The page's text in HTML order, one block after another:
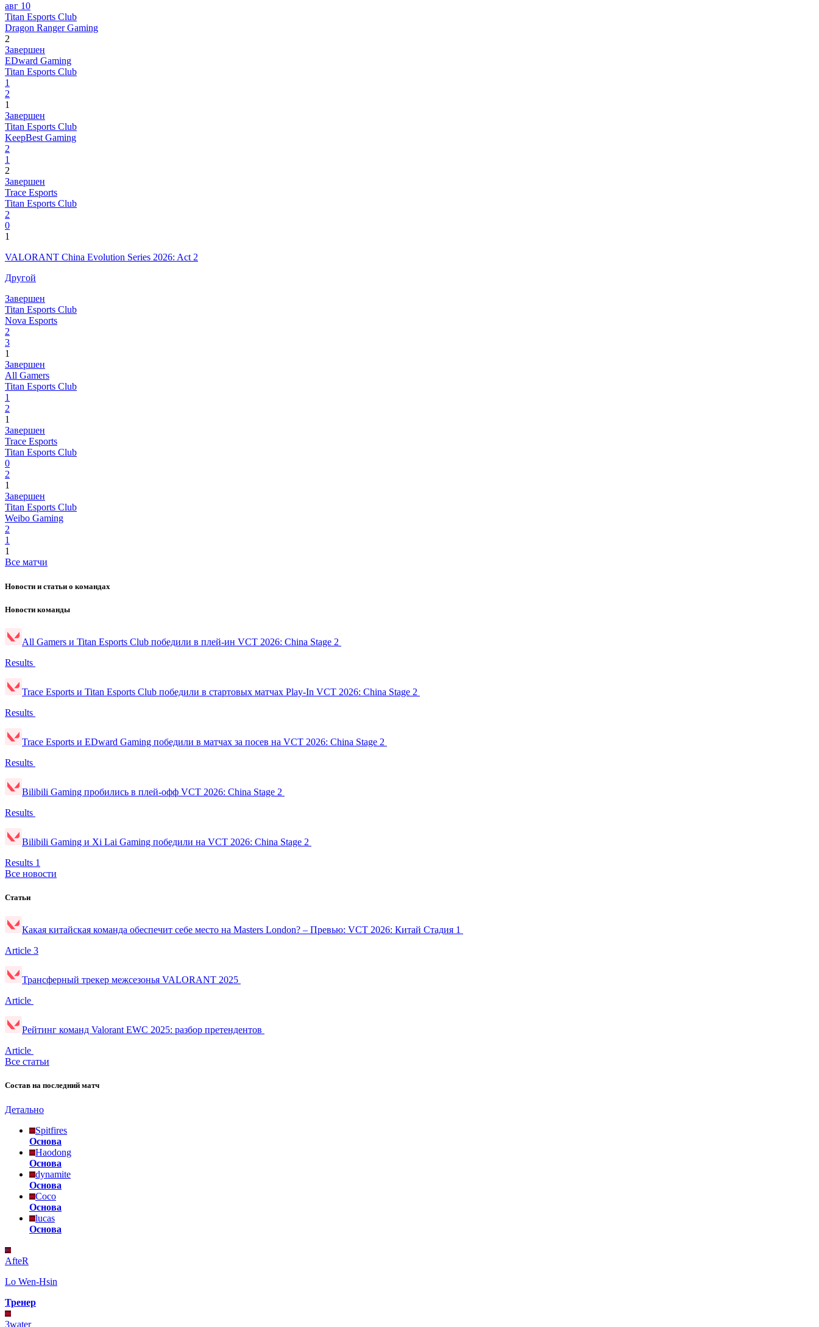
авг 10
Titan Esports Club
Dragon Ranger Gaming
2
Завершен
EDward Gaming
Titan Esports Club
1
2
1
Завершен
Titan Esports Club
KeepBest Gaming
2
1
2
Завершен
Trace Esports
Titan Esports Club
2
0
1
VALORANT China Evolution Series 2026: Act 2
Другой
Завершен
Titan Esports Club
Nova Esports
2
3
1
Завершен
All Gamers
Titan Esports Club
1
2
1
Завершен
Trace Esports
Titan Esports Club
0
2
1
Завершен
Titan Esports Club
Weibo Gaming
2
1
1
Все матчи
Новости и статьи о командах
Новости команды
All Gamers и Titan Esports Club победили в плей-ин VCT 2026: China Stage 2
Results
Trace Esports и Titan Esports Club победили в стартовых матчах Play-In VCT 2026: China Stage 2
Results
Trace Esports и EDward Gaming победили в матчах за посев на VCT 2026: China Stage 2
Results
Bilibili Gaming пробились в плей-офф VCT 2026: China Stage 2
Results
Bilibili Gaming и Xi Lai Gaming победили на VCT 2026: China Stage 2
Results 1
Все новости
Статьи
Какая китайская команда обеспечит себе место на Masters London? – Превью: VCT 2026: Китай Стадия 1
Article 3
Трансферный трекер межсезонья VALORANT 2025
Article
Рейтинг команд Valorant EWC 2025: разбор претендентов
Article
Все статьи
Состав на последний матч
Детально
Spitfires
Основа
Haodong
Основа
dynamite
Основа
Coco
Основа
lucas
Основа
AfteR
Lo Wen-Hsin
Тренер
3water